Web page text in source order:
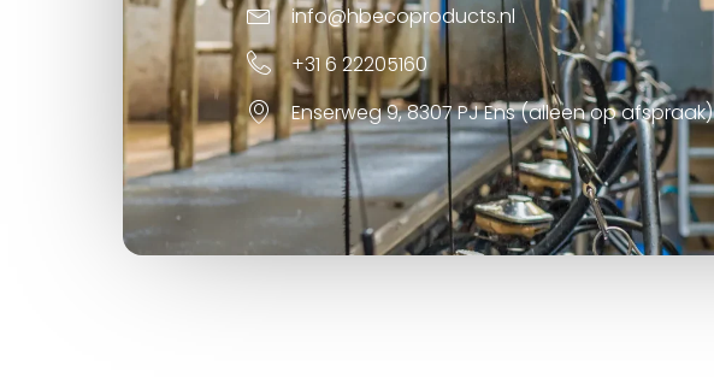
info@hbecoproducts.nl
+31 6 22205160
Enserweg 9, 8307 PJ Ens (alleen op afspraak)